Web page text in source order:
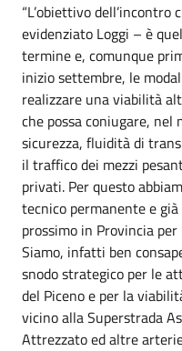
“L’obiettivo
evidenziato Loggi – è
termine e, comunque
inizio settembre, le
realizzare una viabilità
che possa coniugare, nel
sicurezza, fluidità di
il traffico dei mezzi
privati. Per questo
tecnico permanente e
prossimo in Provincia
Siamo, infatti ben
snodo strategico per le
del Piceno e per la
vicino alla Superstrada
Attrezzato ed altre